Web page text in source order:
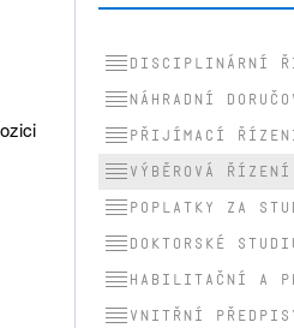
Disciplinární
Náhradní
Přijímací
Výběrová řízení
Poplatky za
Doktorské
Habilitační a
Vnitřní